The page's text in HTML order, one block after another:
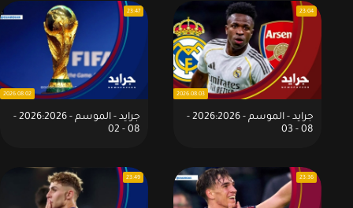
جرايد - الموسم - 2026:2026 -
23:04
2026.08.03
جرايد - الموسم - 2026:2026 -
23:47
2026.08.02
23:36
23:49